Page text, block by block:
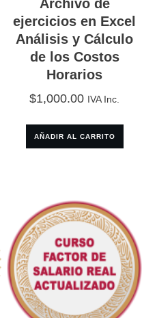
Archivo de
ejercicios en Excel
Análisis y Cálculo
de los Costos
Horarios
$1,000.00 IVA Inc.
AÑADIR AL CARRITO